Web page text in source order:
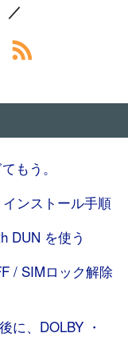
／
もう。
ンストール手順
DUN を使う
/ SIMロック解除
に、DOLBY ・